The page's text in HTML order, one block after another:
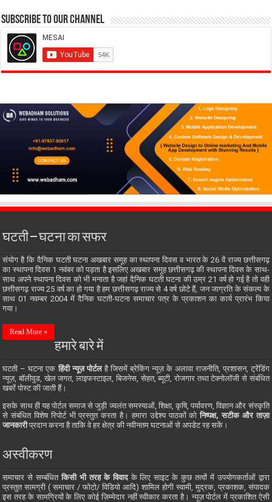
Subscribe to our Channel
घटती – घटना का सफर
संयोग है कि दैनिक घटती घटना अखबार समूह का स्थापना दिवस व भारत के 26 वें राज्य छत्तीसगढ़
का स्थापना दिवस 1 नवंबर को पड़ता है इसलिए अखबार समूह छत्तीसगढ़ की स्थापना दिवस के साथ-
साथ अपने स्थापना दिवस को भी मनाता है जहां दैनिक घटती घटना की उम्र 21 वर्ष हो गई है तो वही
छत्तीसगढ़ राज्य 25 वर्ष का हो गया है हम छत्तीसगढ़ राज्य से 4 वर्ष छोटे हैं, जन जाग्रति के संकल्प के
साथ 01 नवम्बर 2004 में दैनिक घटती-घटना समाचार पत्र के प्रकाशन का कार्य प्रारंभ किया
गया।
Read More »
हमारे बारे में
घटती – घटना एक हिंदी न्यूज़ पोर्टलहै जिसमें ब्रेकिंग न्यूज़ के अलावा राजनीति, प्रशासन, ट्रेंडिंग
न्यूज़, बॉलीवुड, खेल जगत, लाइफस्टाइल, बिजनेस, सेहत, ब्यूटी, रोजगार तथा टेक्नोलॉजी से संबंधित
खबरें पोस्ट की जाती हैं।
इसके साथ ही यह पोर्टल समाज से जुड़ी ज्वलंत समस्याओं, शिक्षा, कृषि, पर्यावरण, विज्ञान और संस्कृति
से संबंधित विशेष रिपोर्ट भी प्रस्तुत करता है। हमारा उद्देश्य पाठकों कोनिष्पक्ष, सटीक और ताज़ा
जानकारीप्रदान करना है ताकि वे हर क्षेत्र की नवीनतम घटनाओं से अपडेट रह सकें।
अस्वीकरण
समाचार से सम्बंधितकिसी भी तरह के विवादके लिए साइट के कुछ तत्वों में उपयोगकर्ताओं द्वारा
प्रस्तुत सामग्री ( समाचार / फोटो/ विडियो आदि) शामिल होगी स्वामी, मुद्रक, प्रकाशक, संपादक
इस तरह के सामग्रियों के लिए कोई ज़िम्मेदार नहीं स्वीकार करता है। न्यूज़ पोर्टल में प्रकाशित ऐसी